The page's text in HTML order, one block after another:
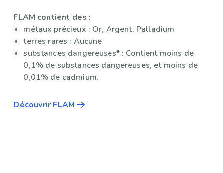
FLAM contient des :
métaux précieux : Or, Argent, Palladium
terres rares : Aucune
substances dangereuses* : Contient moins de
0,1% de substances dangereuses, et moins de
0,01% de cadmium.
Découvrir FLAM